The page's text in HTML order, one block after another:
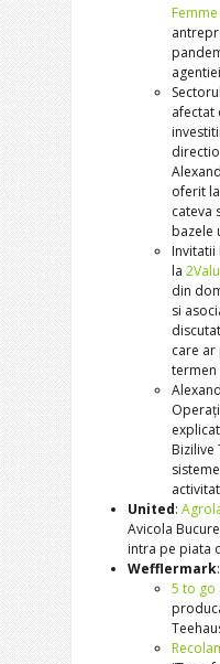
Femme
afectat
oferit la
cateva
bazele
Invitatii
la
din
si
care
termen
Bizilive
United:
Avicola
intra pe piata
Wefflermark:
5 to go